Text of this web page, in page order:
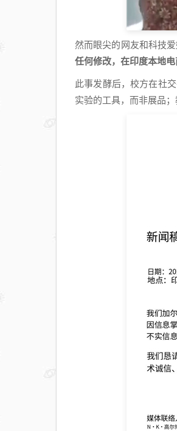
然而眼尖的网友和科技爱
任何修改，在印度本地
此事发酵后，校方在社
实验的工具，而非展品；